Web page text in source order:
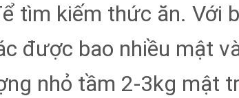
tìm kiếm thức ăn. Với
được bao nhiều mật
nhỏ tầm 2-3kg mật